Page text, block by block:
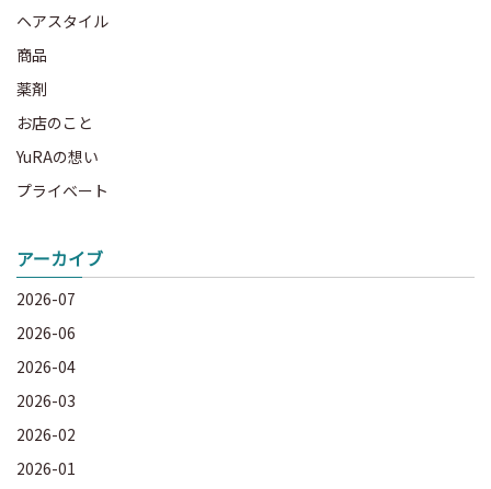
ヘアスタイル
商品
薬剤
お店のこと
YuRAの想い
プライベート
アーカイブ
2026-07
2026-06
2026-04
2026-03
2026-02
2026-01